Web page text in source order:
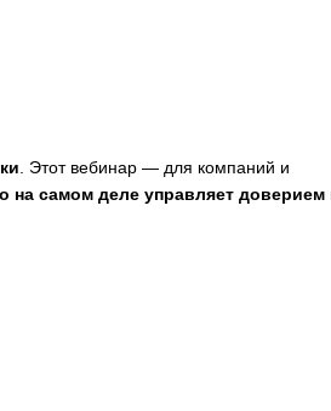
. Этот вебинар — для компаний и
на самом деле управляет доверием